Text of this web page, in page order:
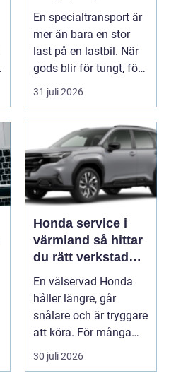
breda transporter
En specialtransport är
mer än bara en stor
last på en lastbil. När
gods blir för tungt, för
högt ell...
31 juli 2026
Honda service i
värmland så hittar
du rätt verkstad
för din bil
En välservad Honda
håller längre, går
snålare och är tryggare
att köra. För många
bilägare i Värmlan...
30 juli 2026